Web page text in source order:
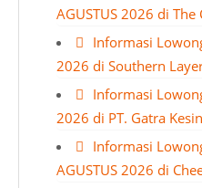
AGUSTUS 2026 di
Informasi
2026 di Southern
Informasi
2026 di PT. Gatra
Informasi
AGUSTUS 2026 di